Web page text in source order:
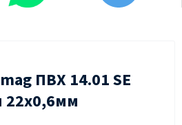
ПВХ 14.01 SЕ
22х0,6мм